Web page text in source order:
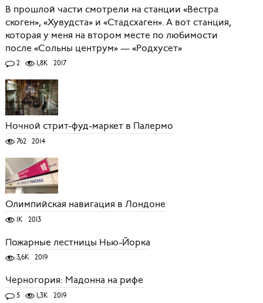
В прошлой части смотрели на станции «Вестра
скоген», «Хувудста» и «Стадсхаген». А вот станция,
которая у меня на втором месте по любимости
после «Сольны центрум» — «Родхусет»
2 1,8K 2017
Ночной стрит-фуд-маркет в Палермо
762 2014
Олимпийская навигация в Лондоне
1K 2013
Пожарные лестницы Нью-Йорка
3,6K 2019
Черногория: Мадонна на рифе
5 1,3K 2019